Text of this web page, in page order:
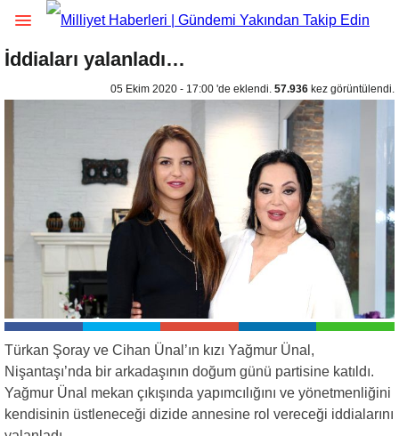
İddiaları yalanladı…
05 Ekim 2020 - 17:00 'de eklendi. 57.936 kez görüntülendi.
Türkan Şoray ve Cihan Ünal’ın kızı Yağmur Ünal,
Nişantaşı’nda bir arkadaşının doğum günü partisine katıldı.
Yağmur Ünal mekan çıkışında yapımcılığını ve yönetmenliğini
kendisinin üstleneceği dizide annesine rol vereceği iddialarını